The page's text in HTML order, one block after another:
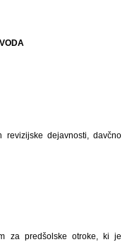
revizijske dejavnosti, davčno
za predšolske otroke, ki je